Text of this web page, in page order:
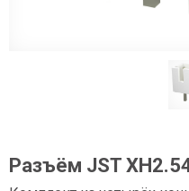
Разъём JST